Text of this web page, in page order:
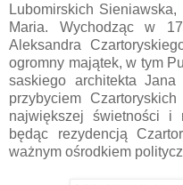
Lubomirskich
Maria. Wychodząc w
Aleksandra
ogromny majątek, w tym
saskiego architekta
przybyciem
największej świetności i
będąc rezydencją
ważnym ośrodkiem